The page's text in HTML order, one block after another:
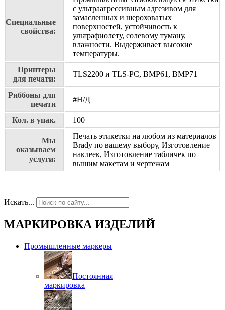
Специальные
свойства:
с ультраагрессивным адгезивом для
замасленных и шероховатых
поверхностей, устойчивость к
ультрафиолету, солевому туману,
влажности. Выдерживает высокие
температуры.
Принтеры
для печати:
TLS2200 и TLS-PC, BMP61, BMP71
Риббоны для
печати
#Н/Д
Кол. в упак. 100
Мы
оказываем
услуги:
Печать этикетки на любом из материалов
Brady по вашему выбору, Изготовление
наклеек, Изготовление табличек по
вышим макетам и чертежам
Искать...
МАРКИРОВКА ИЗДЕЛИЙ
Промышленные маркеры
Постоянная
маркировка